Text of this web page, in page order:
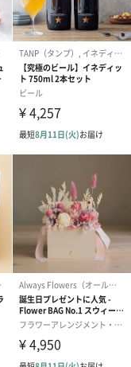
ハン
クグ
シャワージェ
ドクリーム（
ッシュローズ